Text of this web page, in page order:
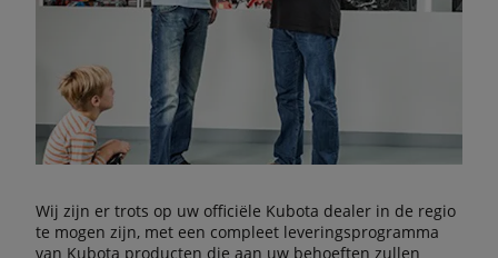
Wij zijn er trots op uw officiële Kubota dealer in de regio
te mogen zijn, met een compleet leveringsprogramma
van Kubota producten die aan uw behoeften zullen